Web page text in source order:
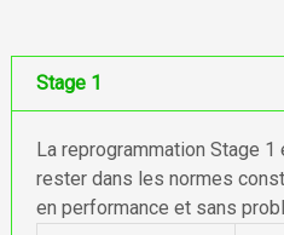
Stage 1
La reprogrammation Stage
rester dans les normes
en performance et sans